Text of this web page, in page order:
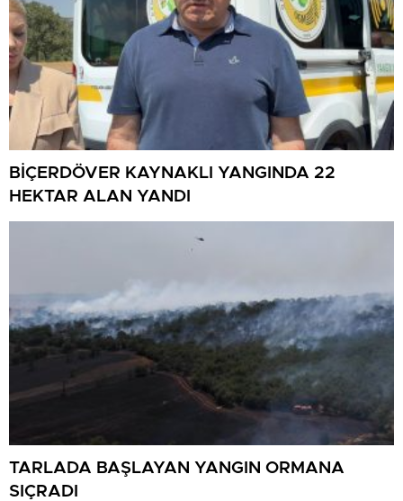
BİÇERDÖVER KAYNAKLI YANGINDA 22
HEKTAR ALAN YANDI
TARLADA BAŞLAYAN YANGIN ORMANA
SIÇRADI